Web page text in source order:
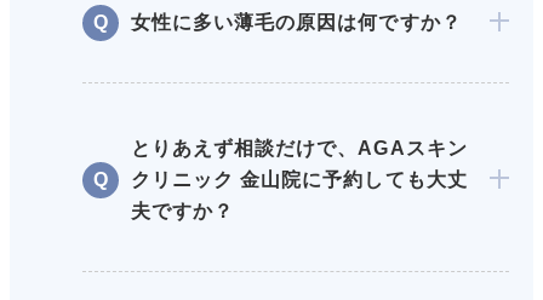
女性に多い薄毛の原因は何ですか？
とりあえず相談だけで、AGAスキン
クリニック 金山院に予約しても大丈
夫ですか？